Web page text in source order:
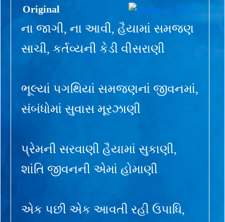
Original
ના જાગી, ના આવી, હૈયામાં સમજણ
સાચી, કર્તવ્યની કેડી વીસરાણી
ભૂલ્યાં પગથિયાં સમજણનાં જીવનમાં,
સંબંધોમાં સુવાસ મૂરઝાણી
પ્રેમની સરવાણી હૈયામાં સુકાણી,
શાંતિ જીવનની એમાં હોમાણી
એક પછી એક આવતી રહી ઉપાધિ,